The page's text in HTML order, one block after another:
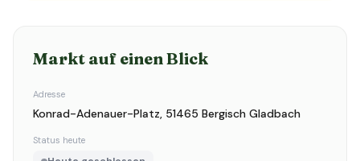
Markt auf einen Blick
Adresse
Konrad-Adenauer-Platz, 51465 Bergisch Gladbach
Status heute